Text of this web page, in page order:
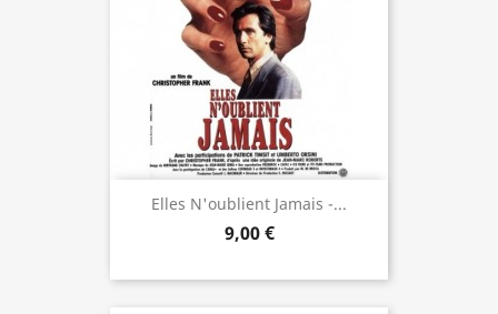
Elles N'oublient Jamais -...
9,00 €